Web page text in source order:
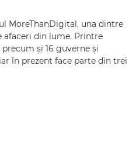
MoreThanDigital, una dintre
afaceri din lume. Printre
şi 16 guverne şi
în prezent face parte din trei